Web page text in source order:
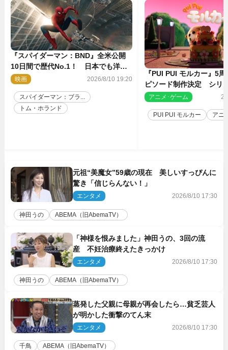
『スパイダーマン：BND』全米公開
10日間で歴代No.1！ 日本でも洋画
実写最速で興収30億円突破
映画 2026/8/10 19:20
スパイダーマン：ブラ...
トム・ホランド
『PUI PUI モルカー』5
ピソード制作決定 シリ
親・見里朝希監督が復帰
アニメ･ゲーム
PUI PUI モルカー アニ
元祖“美魔女”59歳の現在 美しいすっぴんに
驚き「信じらんない！」
エンタメ 2026/8/10 17:30
神田うの ABEMA（旧AbemaTV）
「神様を恨みました」神田うの、3回の流
産 不妊治療終えたきっかけ
エンタメ 2026/8/10 17:30
神田うの ABEMA（旧AbemaTV）
蒸発した父親に母親が再会したら…貧乏芸人
が明かした衝撃のてん末
エンタメ 2026/8/10 17:30
千鳥 ABEMA（旧AbemaTV）